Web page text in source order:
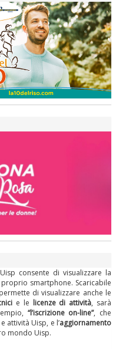
consente di visualizzare la
smartphone. Scaricabile
di visualizzare anche le
e le licenze di attività, sarà
“l’iscrizione on-line”, che
attività Uisp, e l’aggiornamento
mondo Uisp.